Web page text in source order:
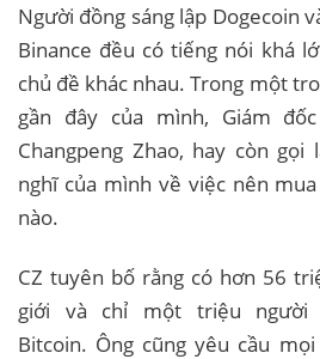
Người đồng sáng lập Dogecoin
Binance đều có tiếng nói khá
chủ đề khác nhau. Trong một
gần đây của mình, Giám
Changpeng Zhao, hay còn gọi
nghĩ của mình về việc nên
nào.
CZ tuyên bố rằng có hơn 56
giới và chỉ một triệu
Bitcoin. Ông cũng yêu cầu